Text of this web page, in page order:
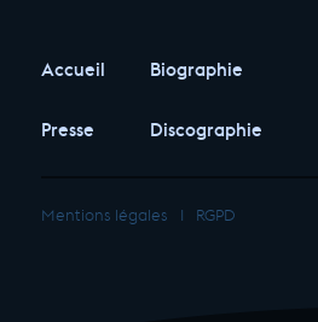
Accueil Biographie
Presse Discographie
Mentions légales I RGPD